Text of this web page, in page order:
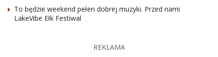
To będzie weekend pełen dobrej muzyki. Przed nami
LakeVibe Ełk Festiwal
REKLAMA